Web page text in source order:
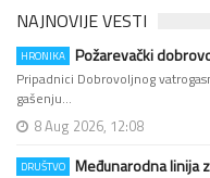
NAJNOVIJE VESTI
HRONIKA Požarevački
Pripadnici Dobrovoljnog
gašenju…
8 Aug 2026, 12:08
DRUŠTVO Međunarodna linija